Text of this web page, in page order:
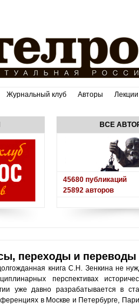
Журнальный клуб Авторы Лекции
ВСЕ
45680публикаций
25892авторов
переходы и переводы
книга С.Н. Зенкина не
перспективах
уже давно разрабатывается в
в Москве и Петербурге,